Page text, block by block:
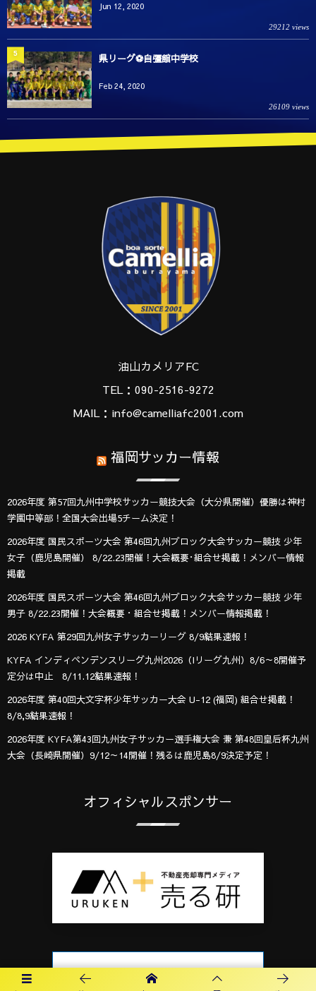
Jun 12, 2020
29212 views
県リーグ⚽️自彊館中学校
Feb 24, 2020
26109 views
5
油山カメリアFC
TEL：090-2516-9272
MAIL：info@camelliafc2001.com
福岡サッカー情報
2026年度 第57回九州中学校サッカー競技大会（大分県開催）優勝は神村
学園中等部！全国大会出場5チーム決定！
2026年度 国民スポーツ大会 第46回九州ブロック大会サッカー競技 少年
女子（鹿児島開催） 8/22.23開催！大会概要･組合せ掲載！メンバー情報
掲載
2026年度 国民スポーツ大会 第46回九州ブロック大会サッカー競技 少年
男子 8/22.23開催！大会概要・組合せ掲載！メンバー情報掲載！
2026 KYFA 第29回九州女子サッカーリーグ 8/9結果速報！
KYFA インディペンデンスリーグ九州2026（Iリーグ九州）8/6～8開催予
定分は中止 8/11.12結果速報！
2026年度 第40回大文字杯少年サッカー大会 U-12 (福岡) 組合せ掲載！
8/8,9結果速報！
2026年度 KYFA第43回九州女子サッカー選手権大会 兼 第48回皇后杯九州
大会（長崎県開催）9/12～14開催！残るは鹿児島8/9決定予定！
オフィシャルスポンサー